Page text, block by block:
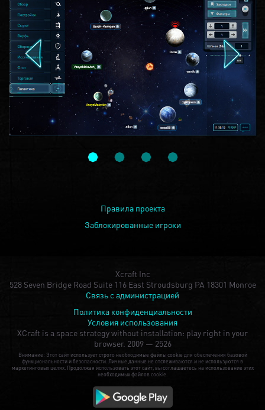
Правила проекта
Заблокированные игроки
Xcraft Inc
528 Seven Bridge Road Suite 116 East Stroudsburg PA 18301 Monroe
Связь с администрацией
Политика конфиденциальности
Условия использования
XCraft is a space strategy without installation: play right in your
browser. 2009 — 2526
Внимание: Этот сайт использует строго необходимые файлы cookie для обеспечения базовой
функциональности и безопасности. Личные данные не отслеживаются и не используются в
маркетинговых целях. Продолжая использовать этот сайт, вы соглашаетесь на использование этих
необходимых файлов cookie.